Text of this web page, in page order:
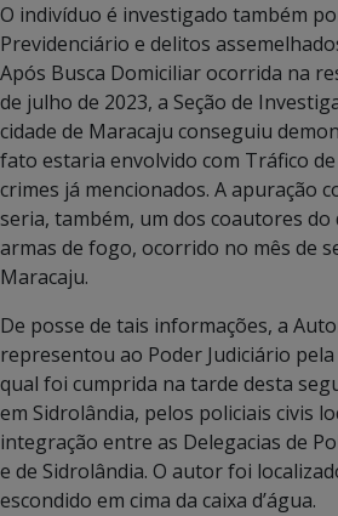
O indivíduo é investigado também
Previdenciário e delitos
Após Busca Domiciliar ocorrida na
de julho de 2023, a Seção de
cidade de Maracaju conseguiu
fato estaria envolvido com Tráfico
crimes já mencionados. A apuração
seria, também, um dos coautores
armas de fogo, ocorrido no mês de
Maracaju.
De posse de tais informações, a
representou ao Poder Judiciário
qual foi cumprida na tarde desta
em Sidrolândia, pelos policiais civis
integração entre as Delegacias de
e de Sidrolândia. O autor foi
escondido em cima da caixa d’água.